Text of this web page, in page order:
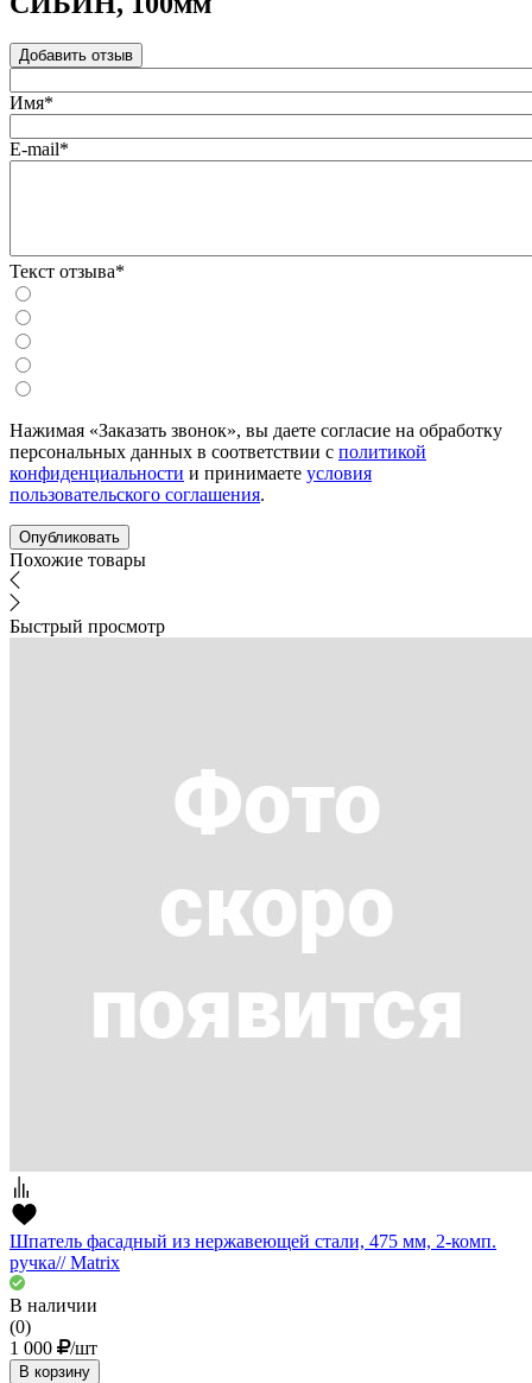
Добавить отзыв
Имя*
E-mail*
Текст отзыва*
Нажимая «Заказать звонок», вы даете согласие на обработку
персональных данных в соответствии с политикой
конфиденциальности и принимаете условия
пользовательского соглашения.
Похожие товары
Быстрый просмотр
Шпатель фасадный из нержавеющей стали, 475 мм, 2-комп.
ручка// Matrix
В наличии
(0)
1 000
/шт
В корзину